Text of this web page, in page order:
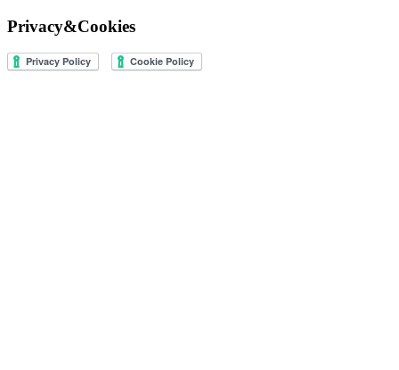
Privacy&Cookies